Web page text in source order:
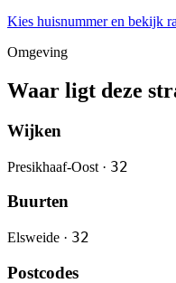
Kies huisnummer en bekijk
Omgeving
Waar ligt deze
Wijken
Presikhaaf-Oost · 32
Buurten
Elsweide · 32
Postcodes